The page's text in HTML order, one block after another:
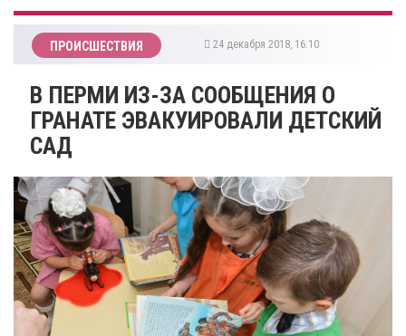
ПРОИСШЕСТВИЯ 24 декабря 2018, 16:10
В ПЕРМИ ИЗ-ЗА СООБЩЕНИЯ О
ГРАНАТЕ ЭВАКУИРОВАЛИ ДЕТСКИЙ
САД